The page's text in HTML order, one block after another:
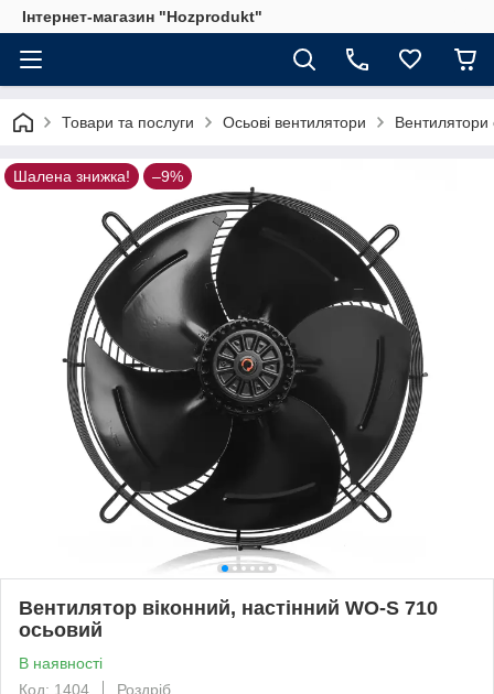
Інтернет-магазин "Hozprodukt"
Товари та послуги Осьові вентилятори Вентилятори
Шалена знижка! –9%
Вентилятор віконний, настінний WO-S 710
осьовий
В наявності
Код: 1404
Роздріб